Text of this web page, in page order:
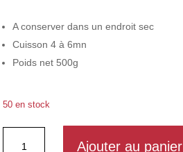
A conserver dans un endroit sec
Cuisson 4 à 6mn
Poids net 500g
50 en stock
Ajouter au panier